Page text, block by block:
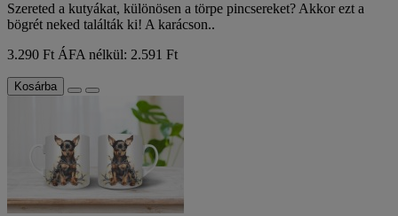
Szereted a kutyákat, különösen a törpe pincsereket? Akkor ezt a
bögrét neked találták ki! A karácson..
3.290 Ft ÁFA nélkül: 2.591 Ft
Kosárba